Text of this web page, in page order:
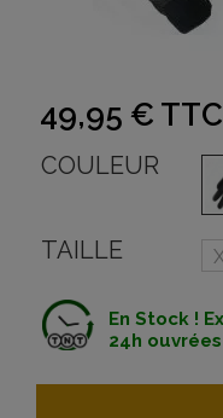
49,95 € TTC
COULEUR
TAILLE
En Stock !
24h ouvrées